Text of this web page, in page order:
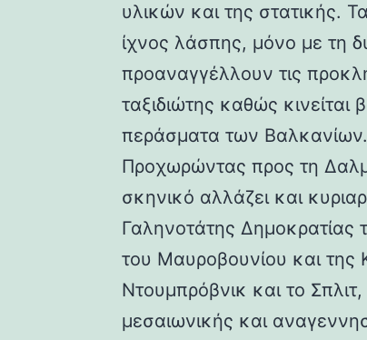
υλικών και της στατικής.
ίχνος λάσπης, μόνο με τη
προαναγγέλλουν τις
ταξιδιώτης καθώς κινείται
περάσματα των Βαλκανίων.
Προχωρώντας προς τη
σκηνικό αλλάζει και
Γαληνοτάτης Δημοκρατίας
του Μαυροβουνίου και της
Ντουμπρόβνικ και το
μεσαιωνικής και